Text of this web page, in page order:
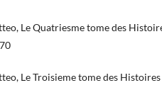
Le Quatriesme tome des
Le Troisieme tome des